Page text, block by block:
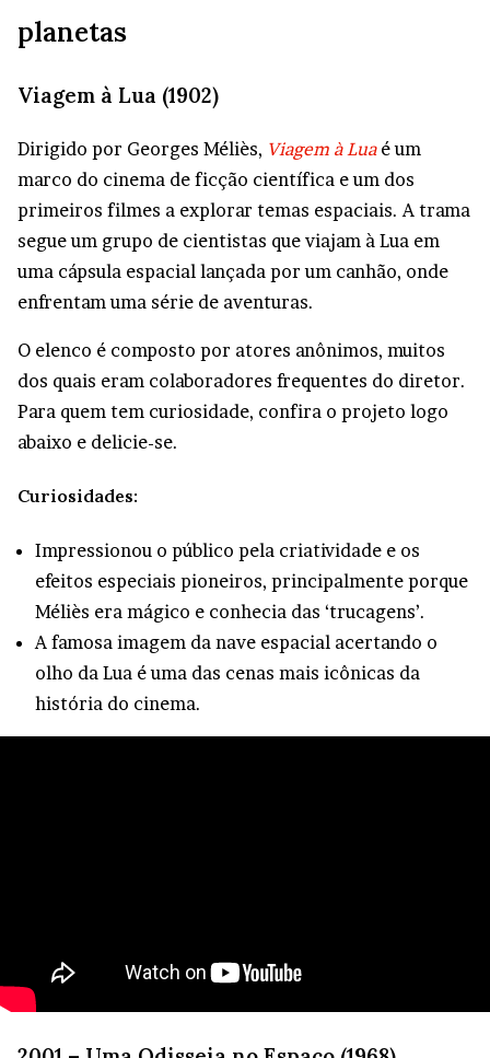
planetas
Viagem à Lua (1902)
Dirigido por Georges Méliès, Viagem à Luaé um
marco do cinema de ficção científica e um dos
primeiros filmes a explorar temas espaciais. A trama
segue um grupo de cientistas que viajam à Lua em
uma cápsula espacial lançada por um canhão, onde
enfrentam uma série de aventuras.
O elenco é composto por atores anônimos, muitos
dos quais eram colaboradores frequentes do diretor.
Para quem tem curiosidade, confira o projeto logo
abaixo e delicie-se.
Curiosidades:
Impressionou o público pela criatividade e os
efeitos especiais pioneiros, principalmente porque
Méliès era mágico e conhecia das ‘trucagens’.
A famosa imagem da nave espacial acertando o
olho da Lua é uma das cenas mais icônicas da
história do cinema.